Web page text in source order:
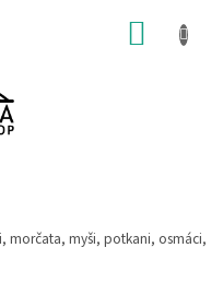
morčata, myši, potkani, osmáci,